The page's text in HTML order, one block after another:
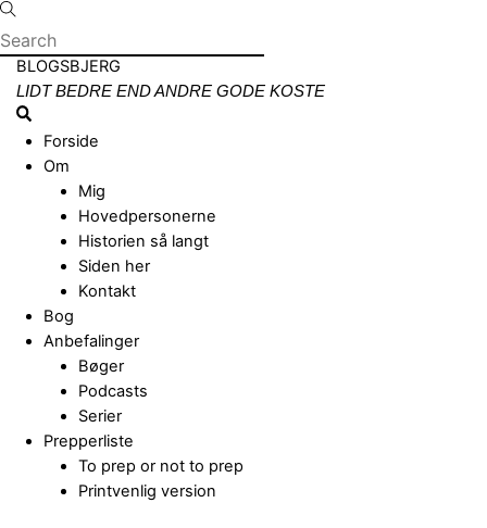
Skip
to
content
Menu
BLOGSBJERG
LIDT BEDRE END ANDRE GODE KOSTE
Search
Forside
Om
Mig
Hovedpersonerne
Historien så langt
Siden her
Kontakt
Bog
Anbefalinger
Bøger
Podcasts
Serier
Prepperliste
To prep or not to prep
Printvenlig version